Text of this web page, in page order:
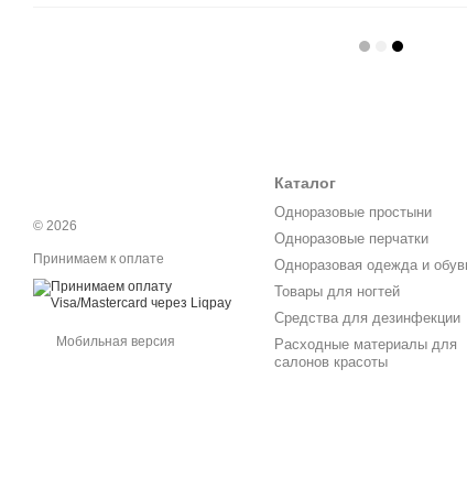
© 2026
Принимаем к оплате
Мобильная версия
Каталог
Одноразовые простыни
Одноразовые перчатки
Одноразовая одежда и
Товары для ногтей
Средства для дезинфекции
Расходные материалы для
салонов красоты